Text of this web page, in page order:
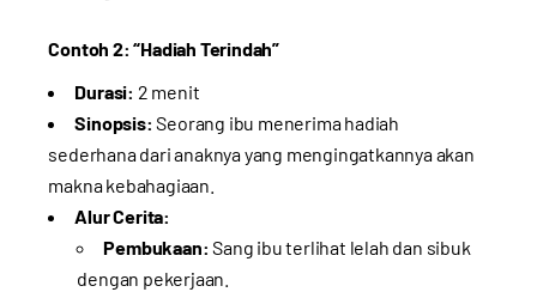
Contoh 2: “Hadiah Terindah”
Durasi: 2 menit
Sinopsis: Seorang ibu menerima hadiah
sederhana dari anaknya yang mengingatkannya akan
makna kebahagiaan.
Alur Cerita:
Pembukaan: Sang ibu terlihat lelah dan sibuk
dengan pekerjaan.